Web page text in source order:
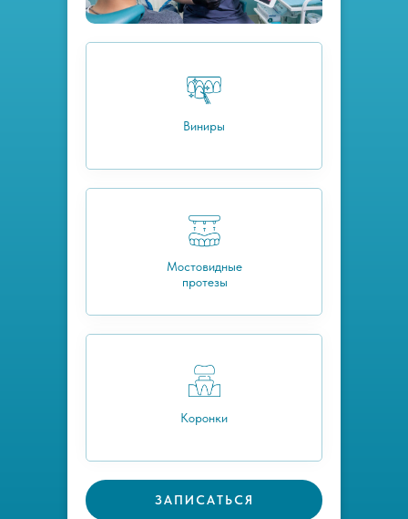
ЗАПИСАТЬСЯ
Виниры
Мостовидные
протезы
Коронки